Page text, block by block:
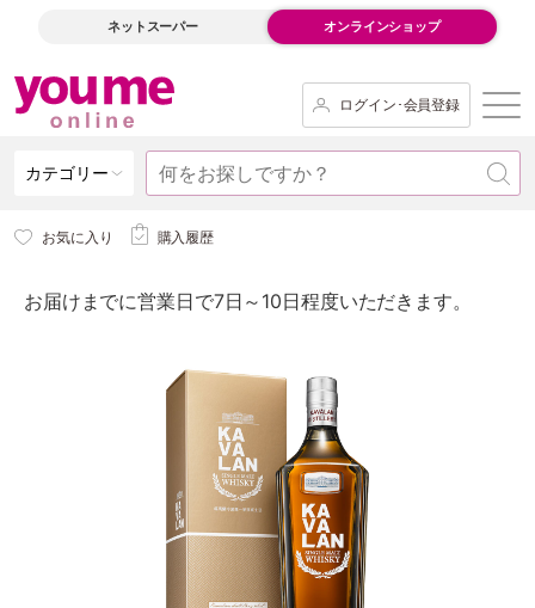
ネットスーパー オンラインショップ
ログイン･会員登録
カテゴリー
お気に入り 購入履歴
お届けまでに営業日で7日～10日程度いただきます。